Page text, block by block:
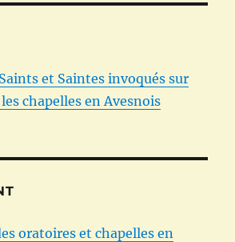
et Saintes invoqués sur
chapelles en Avesnois
oratoires et chapelles en